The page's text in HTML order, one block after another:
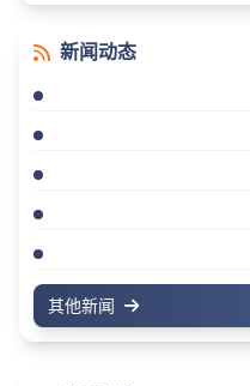
新闻动态
其他新闻